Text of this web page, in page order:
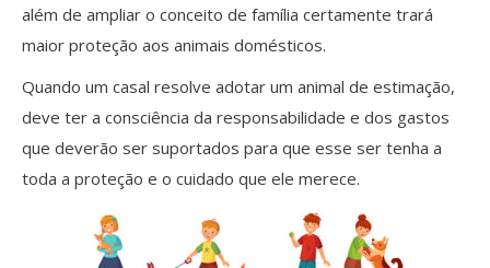
além de ampliar o conceito de família certamente trará
maior proteção aos animais domésticos.
Quando um casal resolve adotar um animal de estimação,
deve ter a consciência da responsabilidade e dos gastos
que deverão ser suportados para que esse ser tenha a
toda a proteção e o cuidado que ele merece.